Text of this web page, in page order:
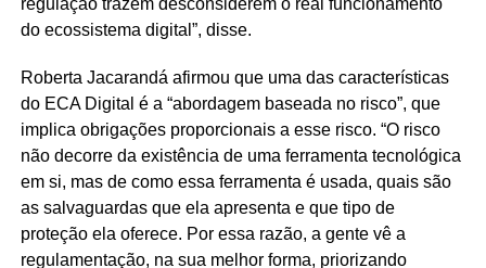
do ecossistema digital”, disse.
Roberta Jacarandá afirmou que uma das características
do ECA Digital é a “abordagem baseada no risco”, que
implica obrigações proporcionais a esse risco. “O risco
não decorre da existência de uma ferramenta tecnológica
em si, mas de como essa ferramenta é usada, quais são
as salvaguardas que ela apresenta e que tipo de
proteção ela oferece. Por essa razão, a gente vê a
regulamentação, na sua melhor forma, priorizando